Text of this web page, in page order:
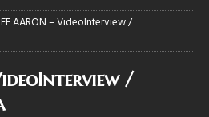
AARON – VideoInterview /
/